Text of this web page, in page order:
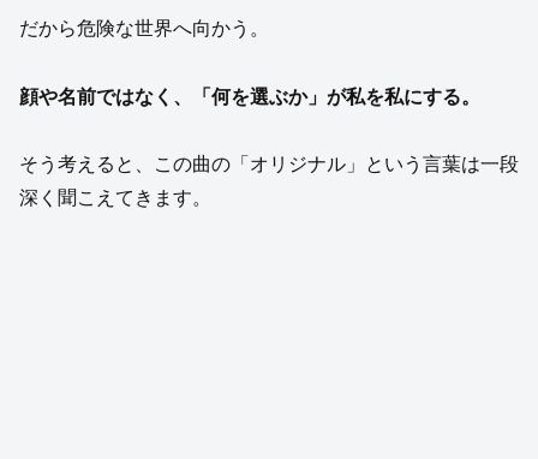
だから危険な世界へ向かう。
顔や名前ではなく、「何を選ぶか」が私を私にする。
そう考えると、この曲の「オリジナル」という言葉は一段
深く聞こえてきます。